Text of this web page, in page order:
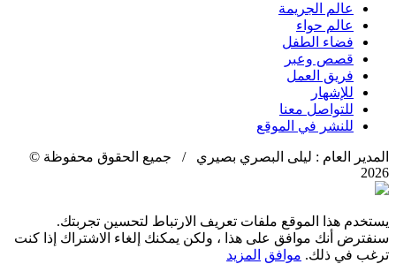
عالم الجريمة
عالم حواء
فضاء الطفل
قصص وعبر
فريق العمل
للإشهار
للتواصل معنا
للنشر في الموقع
المدير العام : ليلى البصري بصيري / جميع الحقوق محفوظة ©
2026
يستخدم هذا الموقع ملفات تعريف الارتباط لتحسين تجربتك.
سنفترض أنك موافق على هذا ، ولكن يمكنك إلغاء الاشتراك إذا كنت
ترغب في ذلك. موافق المزيد